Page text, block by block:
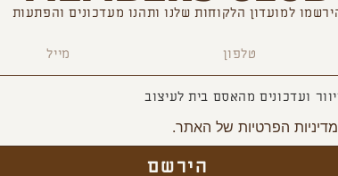
אנדרו יחידת קיר מברזל
למועדון הלקוחות שלנו ותהנו מעדכונים והפתעות
ועדכונים מהאסם בית לעיצוב
מדיניות הפרטיות של האתר.
הירשם